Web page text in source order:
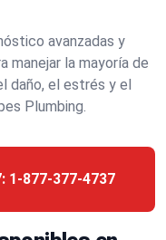
avanzadas y
manejar la mayoría de
daño, el estrés y el
Plumbing.
1-877-377-4737